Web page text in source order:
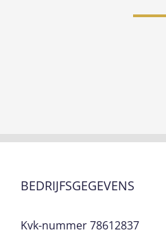
BEDRIJFSGEGEVENS
Kvk-nummer 78612837